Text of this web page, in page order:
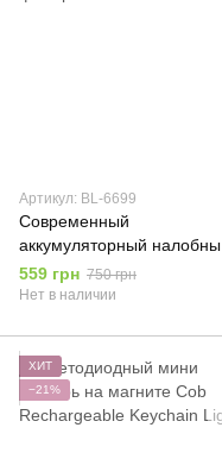
Артикул: BL-6699
Современный
аккумуляторный налобный
фонарь BL-6699-Т6
559 грн 750 грн
Нет в наличии
ХИТ
−21%